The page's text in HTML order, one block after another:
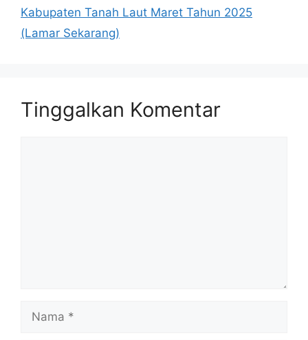
Kabupaten Tanah Laut Maret Tahun 2025
(Lamar Sekarang)
Tinggalkan Komentar
Nama